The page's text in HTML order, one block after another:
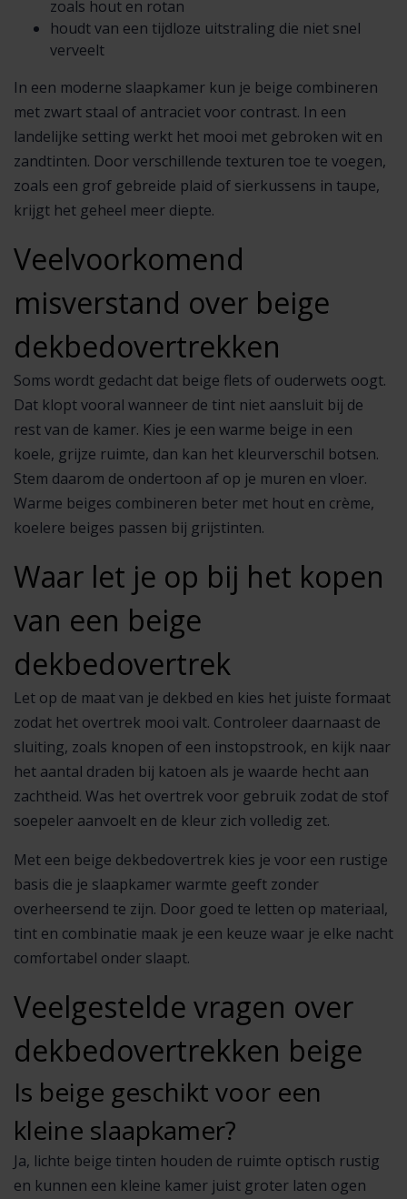
zoals hout en rotan
houdt van een tijdloze uitstraling die niet snel
verveelt
In een moderne slaapkamer kun je beige combineren
met zwart staal of antraciet voor contrast. In een
landelijke setting werkt het mooi met gebroken wit en
zandtinten. Door verschillende texturen toe te voegen,
zoals een grof gebreide plaid of sierkussens in taupe,
krijgt het geheel meer diepte.
Veelvoorkomend
misverstand over beige
dekbedovertrekken
Soms wordt gedacht dat beige flets of ouderwets oogt.
Dat klopt vooral wanneer de tint niet aansluit bij de
rest van de kamer. Kies je een warme beige in een
koele, grijze ruimte, dan kan het kleurverschil botsen.
Stem daarom de ondertoon af op je muren en vloer.
Warme beiges combineren beter met hout en crème,
koelere beiges passen bij grijstinten.
Waar let je op bij het kopen
van een beige
dekbedovertrek
Let op de maat van je dekbed en kies het juiste formaat
zodat het overtrek mooi valt. Controleer daarnaast de
sluiting, zoals knopen of een instopstrook, en kijk naar
het aantal draden bij katoen als je waarde hecht aan
zachtheid. Was het overtrek voor gebruik zodat de stof
soepeler aanvoelt en de kleur zich volledig zet.
Met een beige dekbedovertrek kies je voor een rustige
basis die je slaapkamer warmte geeft zonder
overheersend te zijn. Door goed te letten op materiaal,
tint en combinatie maak je een keuze waar je elke nacht
comfortabel onder slaapt.
Veelgestelde vragen over
dekbedovertrekken beige
Is beige geschikt voor een
kleine slaapkamer?
Ja, lichte beige tinten houden de ruimte optisch rustig
en kunnen een kleine kamer juist groter laten ogen